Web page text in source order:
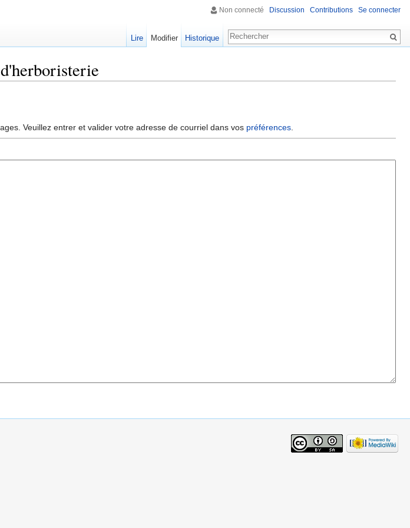
Veuillez entrer et valider votre adresse de courriel dans vos préférences
Non connecté Discussion Contributions Se connecter
Lire Modifier Historique